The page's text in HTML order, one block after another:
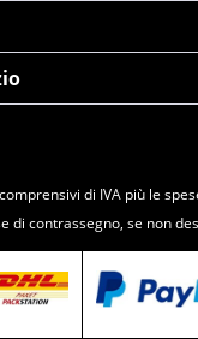
di IVA più le
di contrassegno, se non